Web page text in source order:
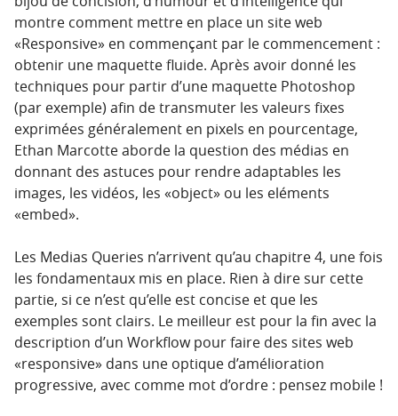
montre comment mettre en place un site web
«Responsive» en commençant par le commencement :
obtenir une maquette fluide. Après avoir donné les
techniques pour partir d’une maquette Photoshop
(par exemple) afin de transmuter les valeurs fixes
exprimées généralement en pixels en pourcentage,
Ethan Marcotte aborde la question des médias en
donnant des astuces pour rendre adaptables les
images, les vidéos, les «object» ou les eléments
«embed».
Les Medias Queries n’arrivent qu’au chapitre 4, une fois
les fondamentaux mis en place. Rien à dire sur cette
partie, si ce n’est qu’elle est concise et que les
exemples sont clairs. Le meilleur est pour la fin avec la
description d’un Workflow pour faire des sites web
«responsive» dans une optique d’amélioration
progressive, avec comme mot d’ordre : pensez mobile !